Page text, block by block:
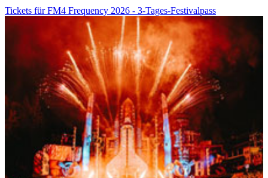
Tickets für FM4 Frequency 2026 - 3-Tages-Festivalpass